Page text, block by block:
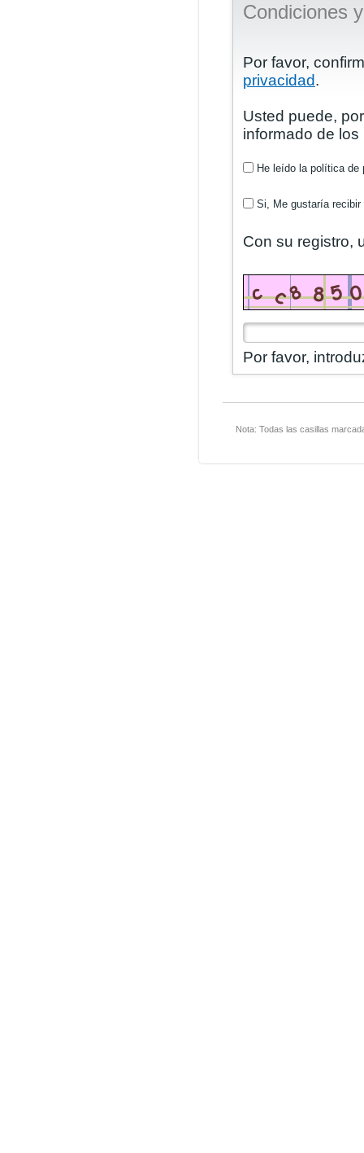
Condiciones
Por favor,
privacidad.
Usted puede,
informado de
He leído la política de
Si, Me gustaría
Con su registro,
Por favor,
Nota: Todas las casillas